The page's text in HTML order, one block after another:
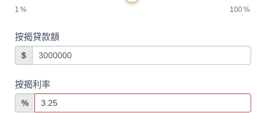
1 % 100%
按揭貸款額
$
按揭利率
%